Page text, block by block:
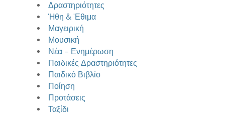
Δραστηριότητες
Ήθη & 'Εθιμα
Μαγειρική
Μουσική
Νέα – Ενημέρωση
Παιδικές Δραστηριότητες
Παιδικό Βιβλίο
Ποίηση
Προτάσεις
Ταξίδι